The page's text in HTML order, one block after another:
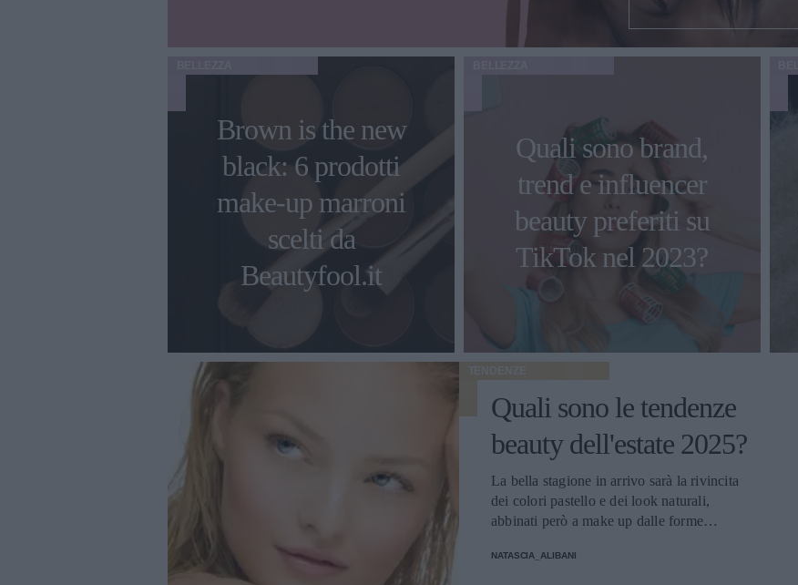
Brown is the new
black: 6 prodotti
make-up marroni
scelti da
Beautyfool.it
Quali sono brand,
trend e influencer
beauty preferiti su
TikTok nel 2023?
TENDENZE
Quali sono le tendenze
beauty dell'estate 2025?
La bella stagione in arrivo sarà la rivincita
dei colori pastello e dei look naturali,
abbinati però a make up dalle forme
bagnato.
NATASCIA_ALIBANI